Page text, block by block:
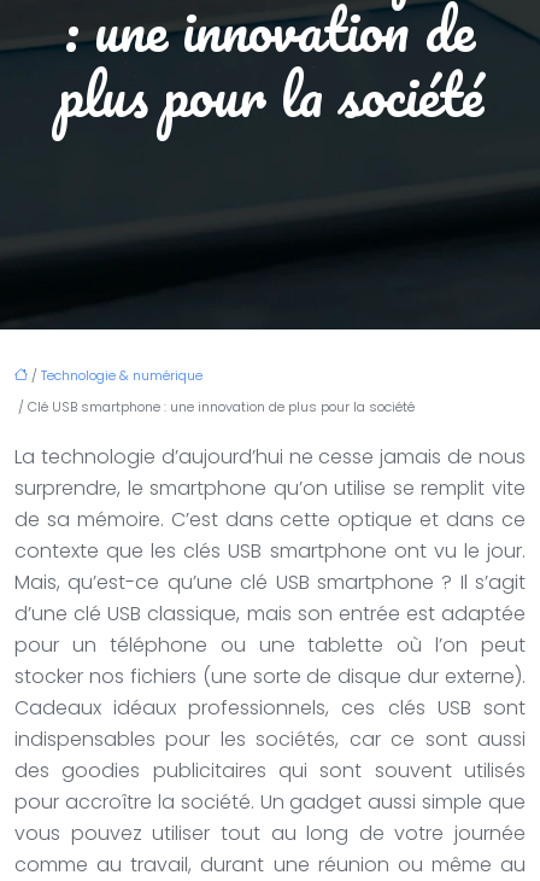
: une innovation de
plus pour la société
/Technologie & numérique
/ Clé USB smartphone : une innovation de plus pour la société
La technologie d’aujourd’hui ne cesse jamais de nous
surprendre, le smartphone qu’on utilise se remplit vite
de sa mémoire. C’est dans cette optique et dans ce
contexte que les clés USB smartphone ont vu le jour.
Mais, qu’est-ce qu’une clé USB smartphone ? Il s’agit
d’une clé USB classique, mais son entrée est adaptée
pour un téléphone ou une tablette où l’on peut
stocker nos fichiers (une sorte de disque dur externe).
Cadeaux idéaux professionnels, ces clés USB sont
indispensables pour les sociétés, car ce sont aussi
des goodies publicitaires qui sont souvent utilisés
pour accroître la société. Un gadget aussi simple que
vous pouvez utiliser tout au long de votre journée
comme au travail, durant une réunion ou même au